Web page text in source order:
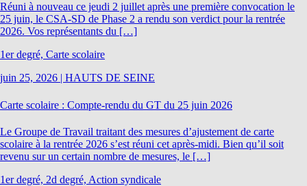
Réuni à nouveau ce jeudi 2 juillet après une première convocation le
25 juin, le CSA-SD de Phase 2 a rendu son verdict pour la rentrée
2026. Vos représentants du […]
1er degré, Carte scolaire
juin 25, 2026 | HAUTS DE SEINE
Carte scolaire : Compte-rendu du GT du 25 juin 2026
Le Groupe de Travail traitant des mesures d’ajustement de carte
scolaire à la rentrée 2026 s’est réuni cet après-midi. Bien qu’il soit
revenu sur un certain nombre de mesures, le […]
1er degré, 2d degré, Action syndicale